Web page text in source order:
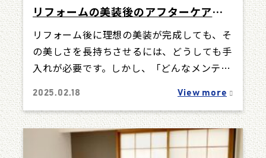
リフォームの美装後のアフターケア完
全ガイド！長持ちさせるコツとは
リフォーム後に理想の美装が完成しても、そ
の美しさを長持ちさせるには、どうしても手
入れが必要です。しかし、「どんなメンテナ
2025.02.18 View more